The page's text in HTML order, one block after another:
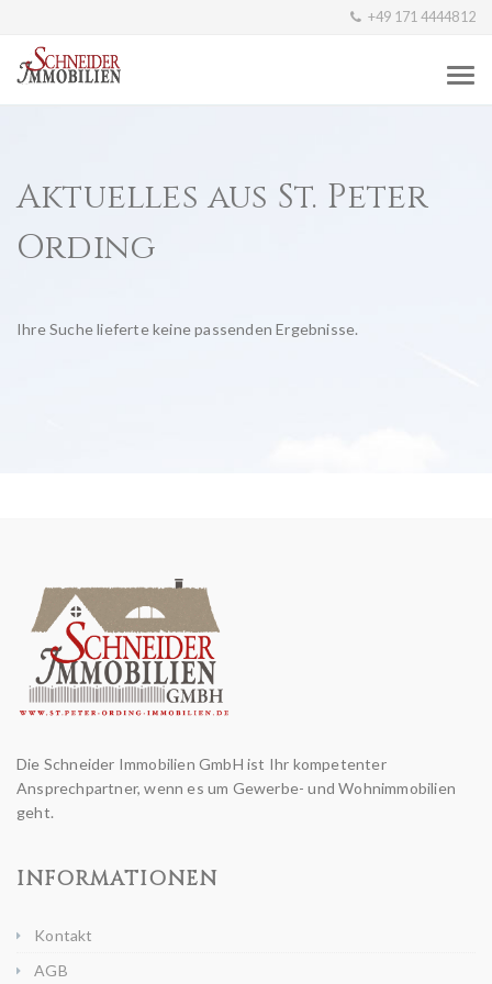
+49 171 4444812
Aktuelles aus St. Peter
Ording
Ihre Suche lieferte keine passenden Ergebnisse.
Die Schneider Immobilien GmbH ist Ihr kompetenter
Ansprechpartner, wenn es um Gewerbe- und Wohnimmobilien
geht.
INFORMATIONEN
Kontakt
AGB